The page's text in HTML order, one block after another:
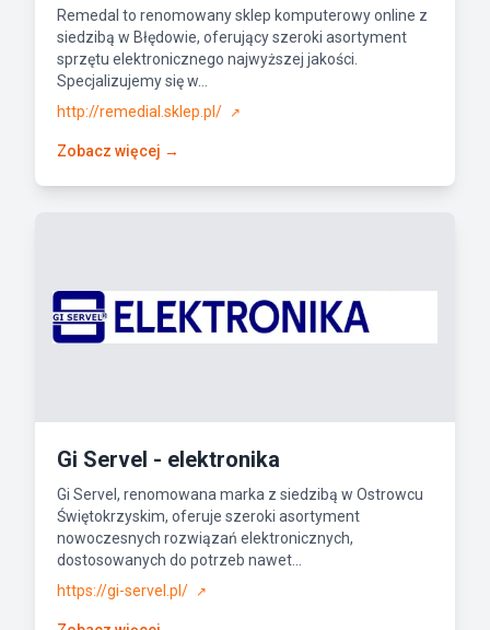
Remedal to renomowany sklep komputerowy online z
siedzibą w Błędowie, oferujący szeroki asortyment
sprzętu elektronicznego najwyższej jakości.
Specjalizujemy się w...
http://remedial.sklep.pl/
↗
Zobacz więcej →
Gi Servel - elektronika
Gi Servel, renomowana marka z siedzibą w Ostrowcu
Świętokrzyskim, oferuje szeroki asortyment
nowoczesnych rozwiązań elektronicznych,
dostosowanych do potrzeb nawet...
https://gi-servel.pl/
↗